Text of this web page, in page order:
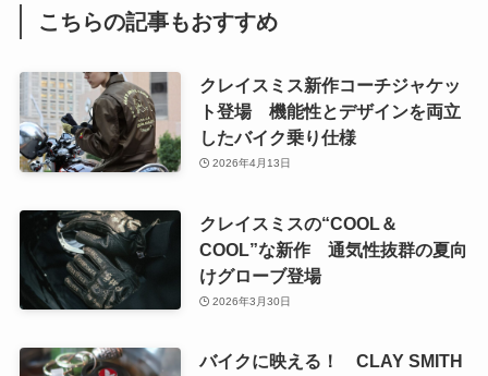
こちらの記事もおすすめ
クレイスミス新作コーチジャケッ
ト登場 機能性とデザインを両立
したバイク乗り仕様
2026年4月13日
クレイスミスの“COOL＆
COOL”な新作 通気性抜群の夏向
けグローブ登場
2026年3月30日
バイクに映える！ CLAY SMITH